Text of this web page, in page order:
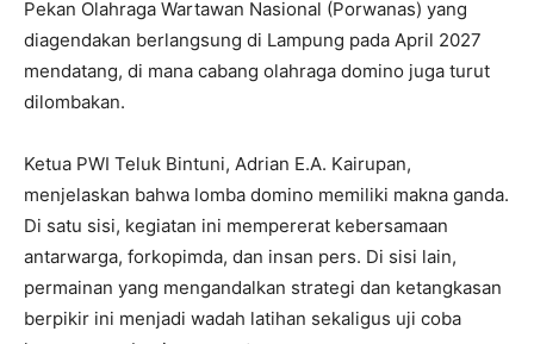
Pekan Olahraga Wartawan Nasional (Porwanas) yang
diagendakan berlangsung di Lampung pada April 2027
mendatang, di mana cabang olahraga domino juga turut
dilombakan.
Ketua PWI Teluk Bintuni, Adrian E.A. Kairupan,
menjelaskan bahwa lomba domino memiliki makna ganda.
Di satu sisi, kegiatan ini mempererat kebersamaan
antarwarga, forkopimda, dan insan pers. Di sisi lain,
permainan yang mengandalkan strategi dan ketangkasan
berpikir ini menjadi wadah latihan sekaligus uji coba